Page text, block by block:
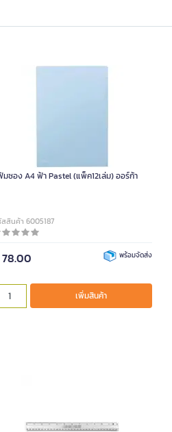
ซอง A4 ฟ้า Pastel (แพ็ค12เล่ม) ออร์ก้า
สินค้า 6005187
พร้อมจัดส่ง
เพิ่มสินค้า